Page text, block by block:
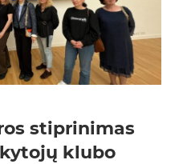
stiprinimas
klubo